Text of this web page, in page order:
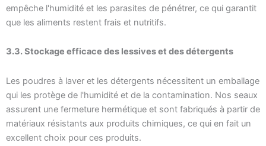
empêche l'humidité et les parasites de pénétrer, ce qui garantit
que les aliments restent frais et nutritifs.
3.3. Stockage efficace des lessives et des détergents
Les poudres à laver et les détergents nécessitent un emballage
qui les protège de l'humidité et de la contamination. Nos seaux
assurent une fermeture hermétique et sont fabriqués à partir de
matériaux résistants aux produits chimiques, ce qui en fait un
excellent choix pour ces produits.